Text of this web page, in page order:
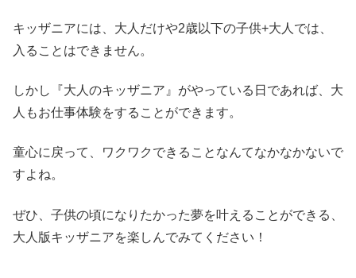
キッザニアには、大人だけや2歳以下の子供+大人では、
入ることはできません。
しかし『大人のキッザニア』がやっている日であれば、大
人もお仕事体験をすることができます。
童心に戻って、ワクワクできることなんてなかなかないで
すよね。
ぜひ、子供の頃になりたかった夢を叶えることができる、
大人版キッザニアを楽しんでみてください！